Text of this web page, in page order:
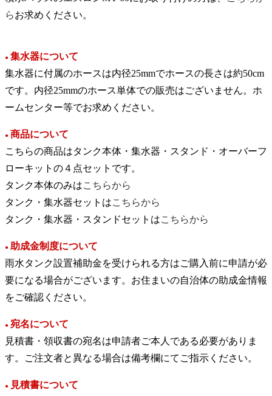
らお求めください。
● 集水器について
集水器に付属のホースは内径25mmでホースの長さは約50cm
です。内径25mmのホース単体での販売はございません。ホ
ームセンター等でお求めください。
● 商品について
こちらの商品はタンク本体・集水器・スタンド・オーバーフ
ローキットの４点セットです。
タンク本体のみはこちらから
タンク・集水器セットはこちらから
タンク・集水器・スタンドセットはこちらから
● 助成金制度について
雨水タンク設置補助金を受けられる方はご購入前に申請が必
要になる場合がございます。お住まいの自治体の助成金情報
をご確認ください。
● 宛名について
見積書・領収書の宛名は申請者ご本人である必要がありま
す。ご注文者と異なる場合は備考欄にてご指示ください。
●
見積書について